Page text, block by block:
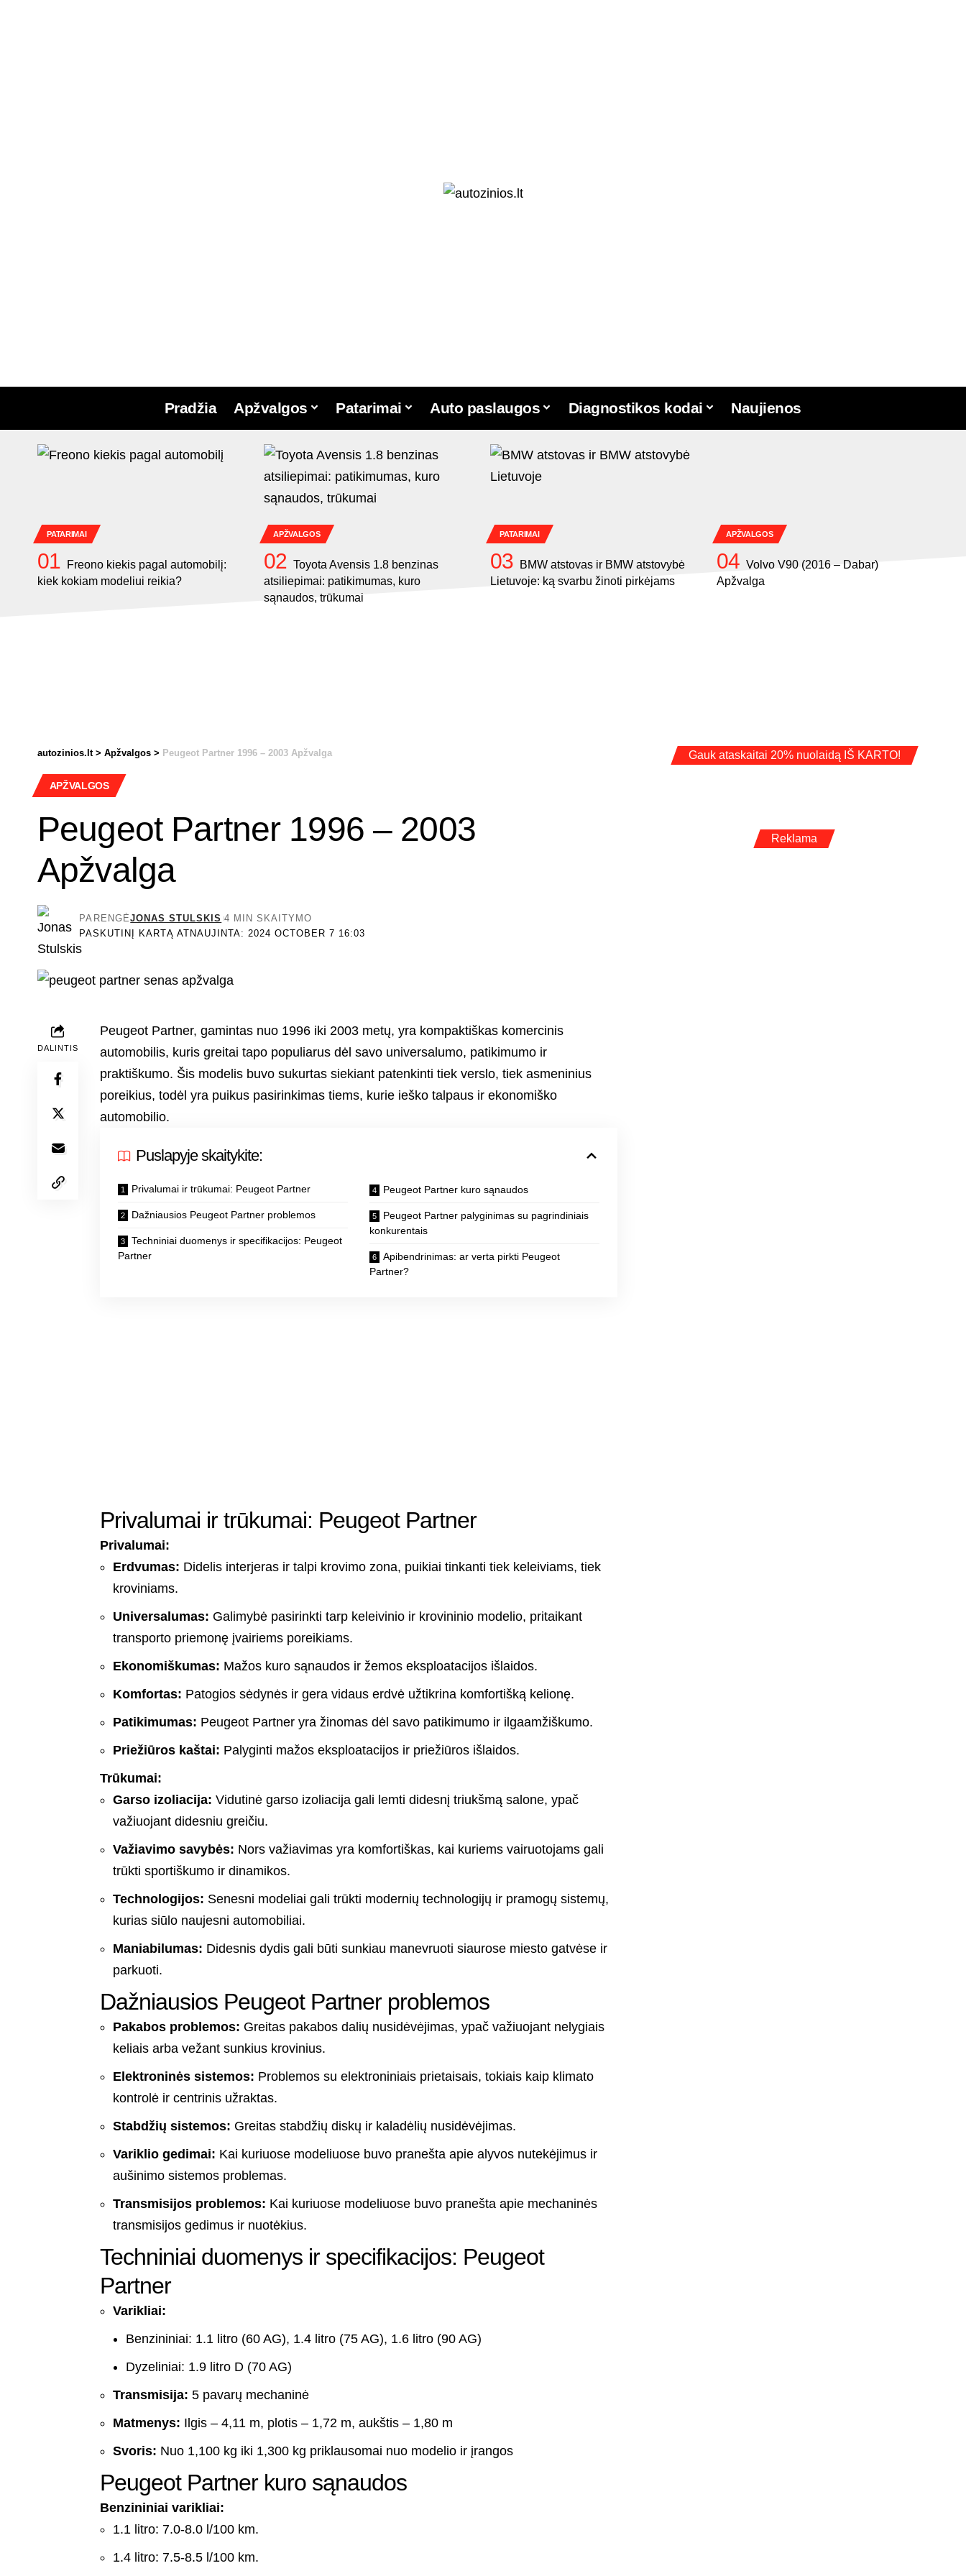
Pradžia Apžvalgos Patarimai Auto paslaugos Diagnostikos kodai Naujienos
PATARIMAI
Freono kiekis pagal automobilį:
kiek kokiam modeliui reikia?
APŽVALGOS
Toyota Avensis 1.8 benzinas
atsiliepimai: patikimumas, kuro
sąnaudos, trūkumai
PATARIMAI
BMW atstovas ir BMW atstovybė
Lietuvoje: ką svarbu žinoti pirkėjams
APŽVALGOS
Volvo V90 (2016 – Dabar)
Apžvalga
autozinios.lt> Apžvalgos > Peugeot Partner 1996 – 2003 Apžvalga
APŽVALGOS
Peugeot Partner 1996 – 2003
Apžvalga
PASKUTINĮ KARTĄ ATNAUJINTA: 2024 OCTOBER 7 16:03
PARENGĖJONAS STULSKIS 4 MIN SKAITYMO
DALINTIS
Peugeot Partner, gamintas nuo 1996 iki 2003 metų, yra kompaktiškas komercinis
automobilis, kuris greitai tapo populiarus dėl savo universalumo, patikimumo ir
praktiškumo. Šis modelis buvo sukurtas siekiant patenkinti tiek verslo, tiek asmeninius
poreikius, todėl yra puikus pasirinkimas tiems, kurie ieško talpaus ir ekonomiško
automobilio.
Puslapyje skaitykite:
Privalumai ir trūkumai: Peugeot Partner
Dažniausios Peugeot Partner problemos
Techniniai duomenys ir specifikacijos: Peugeot
Partner
Peugeot Partner kuro sąnaudos
Peugeot Partner palyginimas su pagrindiniais
konkurentais
Apibendrinimas: ar verta pirkti Peugeot
Partner?
Privalumai ir trūkumai: Peugeot Partner
Privalumai:
Erdvumas: Didelis interjeras ir talpi krovimo zona, puikiai tinkanti tiek keleiviams, tiek
kroviniams.
Universalumas: Galimybė pasirinkti tarp keleivinio ir krovininio modelio, pritaikant
transporto priemonę įvairiems poreikiams.
Ekonomiškumas: Mažos kuro sąnaudos ir žemos eksploatacijos išlaidos.
Komfortas: Patogios sėdynės ir gera vidaus erdvė užtikrina komfortišką kelionę.
Patikimumas: Peugeot Partner yra žinomas dėl savo patikimumo ir ilgaamžiškumo.
Priežiūros kaštai: Palyginti mažos eksploatacijos ir priežiūros išlaidos.
Trūkumai:
Garso izoliacija: Vidutinė garso izoliacija gali lemti didesnį triukšmą salone, ypač
važiuojant didesniu greičiu.
Važiavimo savybės: Nors važiavimas yra komfortiškas, kai kuriems vairuotojams gali
trūkti sportiškumo ir dinamikos.
Technologijos: Senesni modeliai gali trūkti modernių technologijų ir pramogų sistemų,
kurias siūlo naujesni automobiliai.
Maniabilumas: Didesnis dydis gali būti sunkiau manevruoti siaurose miesto gatvėse ir
parkuoti.
Dažniausios Peugeot Partner problemos
Pakabos problemos: Greitas pakabos dalių nusidėvėjimas, ypač važiuojant nelygiais
keliais arba vežant sunkius krovinius.
Elektroninės sistemos: Problemos su elektroniniais prietaisais, tokiais kaip klimato
kontrolė ir centrinis užraktas.
Stabdžių sistemos: Greitas stabdžių diskų ir kaladėlių nusidėvėjimas.
Variklio gedimai: Kai kuriuose modeliuose buvo pranešta apie alyvos nutekėjimus ir
aušinimo sistemos problemas.
Transmisijos problemos: Kai kuriuose modeliuose buvo pranešta apie mechaninės
transmisijos gedimus ir nuotėkius.
Techniniai duomenys ir specifikacijos: Peugeot
Partner
Varikliai:
Benzininiai: 1.1 litro (60 AG), 1.4 litro (75 AG), 1.6 litro (90 AG)
Dyzeliniai: 1.9 litro D (70 AG)
Transmisija: 5 pavarų mechaninė
Matmenys: Ilgis – 4,11 m, plotis – 1,72 m, aukštis – 1,80 m
Svoris: Nuo 1,100 kg iki 1,300 kg priklausomai nuo modelio ir įrangos
Peugeot Partner kuro sąnaudos
Benzininiai varikliai:
1.1 litro: 7.0-8.0 l/100 km.
1.4 litro: 7.5-8.5 l/100 km.
Gauk ataskaitai 20% nuolaidą IŠ KARTO!
Reklama